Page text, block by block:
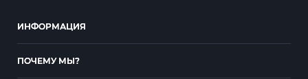
ИНФОРМАЦИЯ
ПОЧЕМУ МЫ?